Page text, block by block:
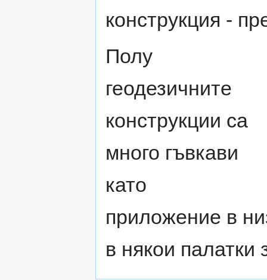
конструкция -
Полу
геодезичните
конструкции са
много гъвкави
като
приложение в
в някои палатки